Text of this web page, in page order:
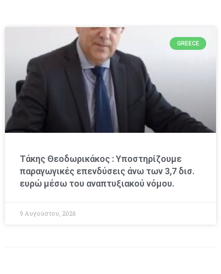
GREECE
Τάκης Θεοδωρικάκος : Υποστηρίζουμε
παραγωγικές επενδύσεις άνω των 3,7 δισ.
ευρώ μέσω του αναπτυξιακού νόμου.
9 Αυγούστου, 2026